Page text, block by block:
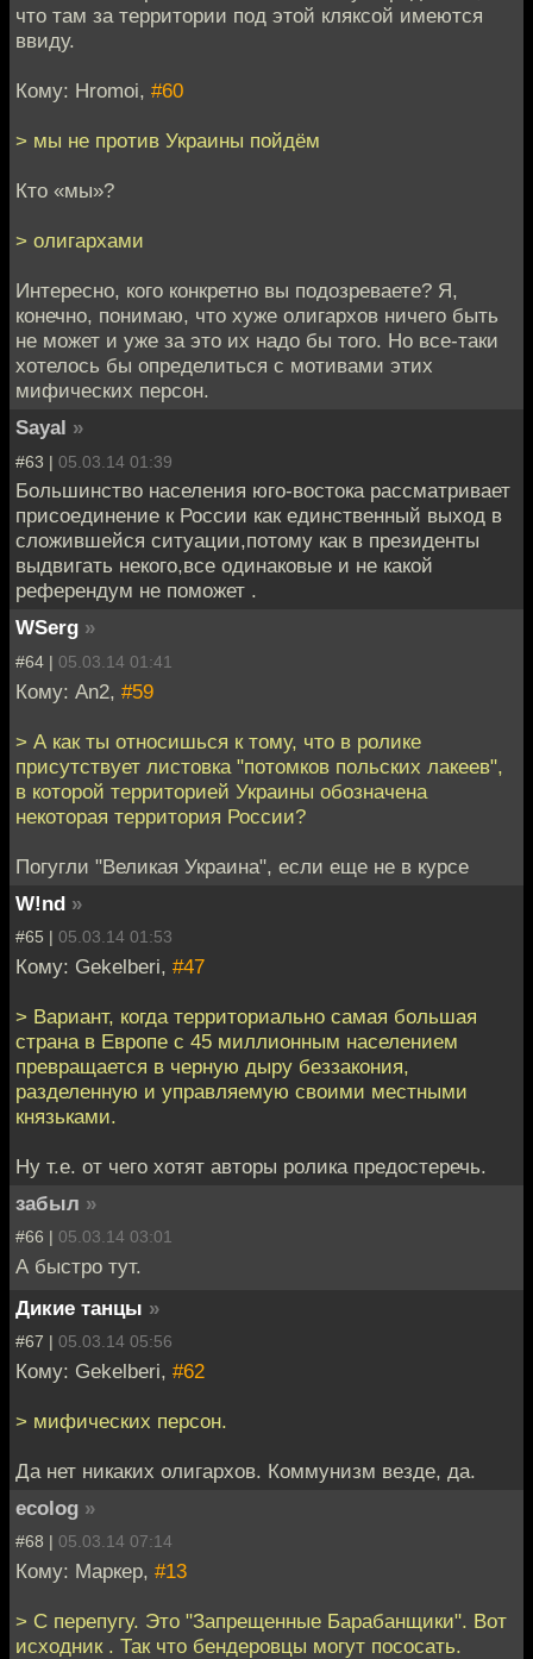
что там за территории под этой кляксой имеются
ввиду.
Кому: Hromoi, #60
> мы не против Украины пойдём
Кто «мы»?
> олигархами
Интересно, кого конкретно вы подозреваете? Я,
конечно, понимаю, что хуже олигархов ничего быть
не может и уже за это их надо бы того. Но все-таки
хотелось бы определиться с мотивами этих
мифических персон.
Sayal »
#63 | 05.03.14 01:39
Большинство населения юго-востока рассматривает
присоединение к России как единственный выход в
сложившейся ситуации,потому как в президенты
выдвигать некого,все одинаковые и не какой
референдум не поможет .
WSerg »
#64 | 05.03.14 01:41
Кому: An2, #59
> А как ты относишься к тому, что в ролике
присутствует листовка "потомков польских лакеев",
в которой территорией Украины обозначена
некоторая территория России?
Погугли "Великая Украина", если еще не в курсе
W!nd »
#65 | 05.03.14 01:53
Кому: Gekelberi, #47
> Вариант, когда территориально самая большая
страна в Европе с 45 миллионным населением
превращается в черную дыру беззакония,
разделенную и управляемую своими местными
князьками.
Ну т.е. от чего хотят авторы ролика предостеречь.
забыл »
#66 | 05.03.14 03:01
А быстро тут.
Дикие танцы »
#67 | 05.03.14 05:56
Кому: Gekelberi, #62
> мифических персон.
Да нет никаких олигархов. Коммунизм везде, да.
ecolog »
#68 | 05.03.14 07:14
Кому: Маркер, #13
> С перепугу. Это "Запрещенные Барабанщики". Вот
исходник . Так что бендеровцы могут пососать.